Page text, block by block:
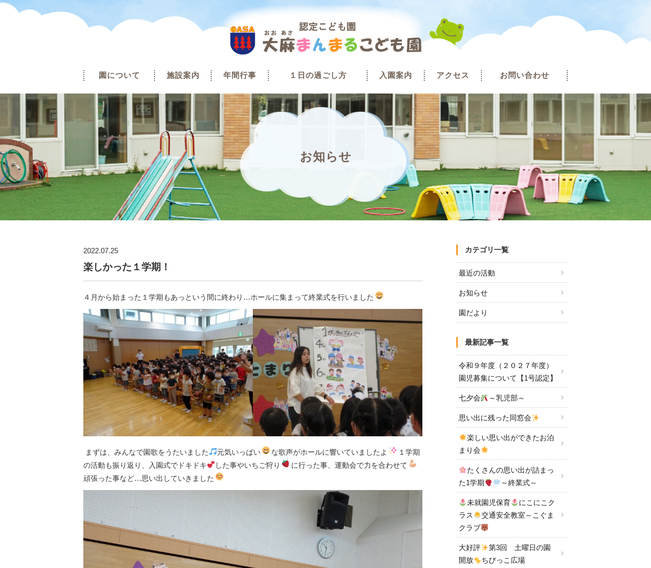
園について 施設案内 年間行事 １日の過ごし方 入園案内 アクセス お問い合わせ
お知らせ
2022.07.25
楽しかった１学期！
４月から始まった１学期もあっという間に終わり…ホールに集まって終業式を行いました
まずは、みんなで園歌をうたいました 元気いっぱい な歌声がホールに響いていましたよ
１学期
の活動も振り返り、入園式でドキドキ
した事やいちご狩り
に行った事、運動会で力を合わせて
頑張った事など…思い出していきました
カテゴリ一覧
最近の活動
お知らせ
園だより
最新記事一覧
令和９年度（２０２７年度）
園児募集について【1号認定】
七夕会 ～乳児部～
思い出に残った同窓会
楽しい思い出ができたお泊
まり会
たくさんの思い出が詰まっ
た1学期
～終業式～
未就園児保育
にこにこク
ラス
交通安全教室～こぐま
クラブ
大好評
第3回 土曜日の園
開放
ちびっこ広場